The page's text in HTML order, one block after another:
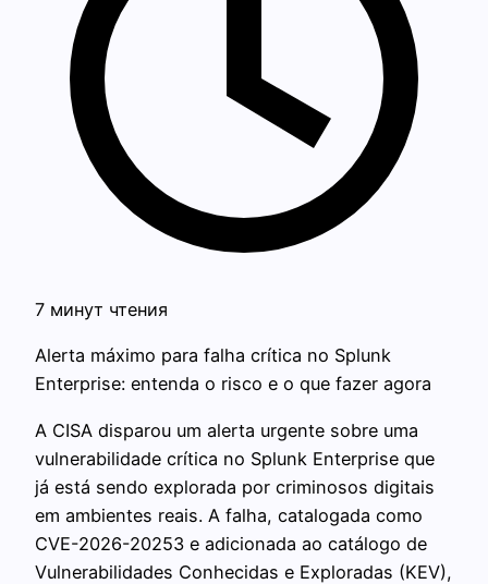
7 минут чтения
Alerta máximo para falha crítica no Splunk
Enterprise: entenda o risco e o que fazer agora
A CISA disparou um alerta urgente sobre uma
vulnerabilidade crítica no Splunk Enterprise que
já está sendo explorada por criminosos digitais
em ambientes reais. A falha, catalogada como
CVE-2026-20253 e adicionada ao catálogo de
Vulnerabilidades Conhecidas e Exploradas (KEV),